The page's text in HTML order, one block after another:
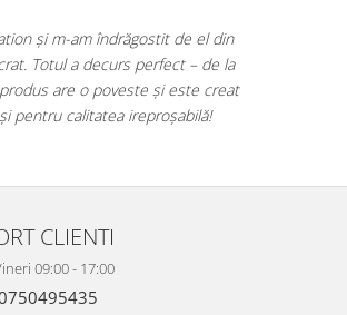
și m-am îndrăgostit de el din
Totul a decurs perfect – de la
are o poveste și este creat
pentru calitatea ireproșabilă!
CLIENTI
09:00 - 17:00